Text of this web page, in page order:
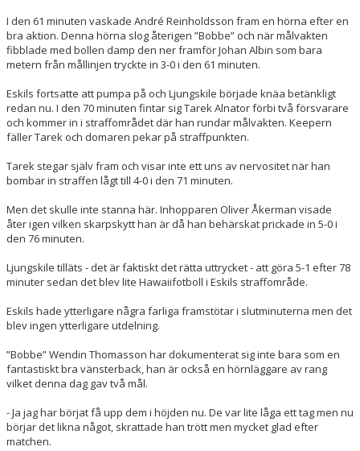
I den 61 minuten vaskade André Reinholdsson fram en hörna efter en
bra aktion. Denna hörna slog återigen ”Bobbe” och när målvakten
fibblade med bollen damp den ner framför Johan Albin som bara
metern från mållinjen tryckte in 3-0 i den 61 minuten.
Eskils fortsatte att pumpa på och Ljungskile började knäa betänkligt
redan nu. I den 70 minuten fintar sig Tarek Alnator förbi två försvarare
och kommer in i straffområdet där han rundar målvakten. Keepern
fäller Tarek och domaren pekar på straffpunkten.
Tarek stegar själv fram och visar inte ett uns av nervositet när han
bombar in straffen lågt till 4-0 i den 71 minuten.
Men det skulle inte stanna här. Inhopparen Oliver Åkerman visade
åter igen vilken skarpskytt han är då han behärskat prickade in 5-0 i
den 76 minuten.
Ljungskile tilläts - det är faktiskt det rätta uttrycket - att göra 5-1 efter 78
minuter sedan det blev lite Hawaiifotboll i Eskils straffområde.
Eskils hade ytterligare några farliga framstötar i slutminuterna men det
blev ingen ytterligare utdelning.
”Bobbe” Wendin Thomasson har dokumenterat sig inte bara som en
fantastiskt bra vänsterback, han är också en hörnläggare av rang
vilket denna dag gav två mål.
- Ja jag har börjat få upp dem i höjden nu. De var lite låga ett tag men nu
börjar det likna något, skrattade han trött men mycket glad efter
matchen.